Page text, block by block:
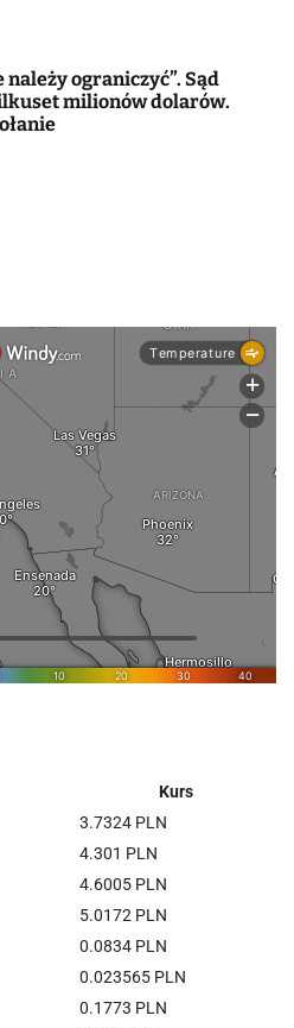
ograniczyć”. Sąd
milionów dolarów.
Kurs
3.7324 PLN
4.301 PLN
4.6005 PLN
5.0172 PLN
0.0834 PLN
0.023565 PLN
0.1773 PLN